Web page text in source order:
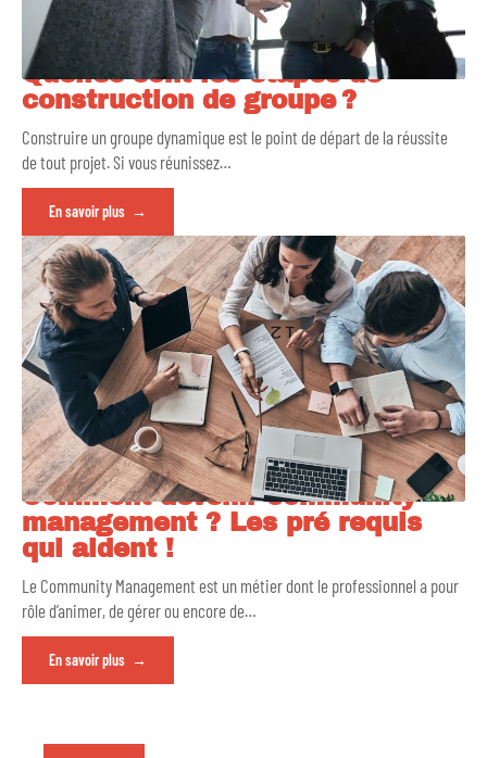
Quelles sont les étapes de
construction de groupe ?
Construire un groupe dynamique est le point de départ de la réussite
de tout projet. Si vous réunissez…
En savoir plus
Comment devenir community
management ? Les pré requis
qui aident !
Le Community Management est un métier dont le professionnel a pour
rôle d’animer, de gérer ou encore de…
En savoir plus